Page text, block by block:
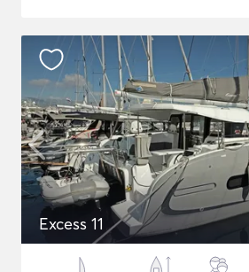
Excess 11